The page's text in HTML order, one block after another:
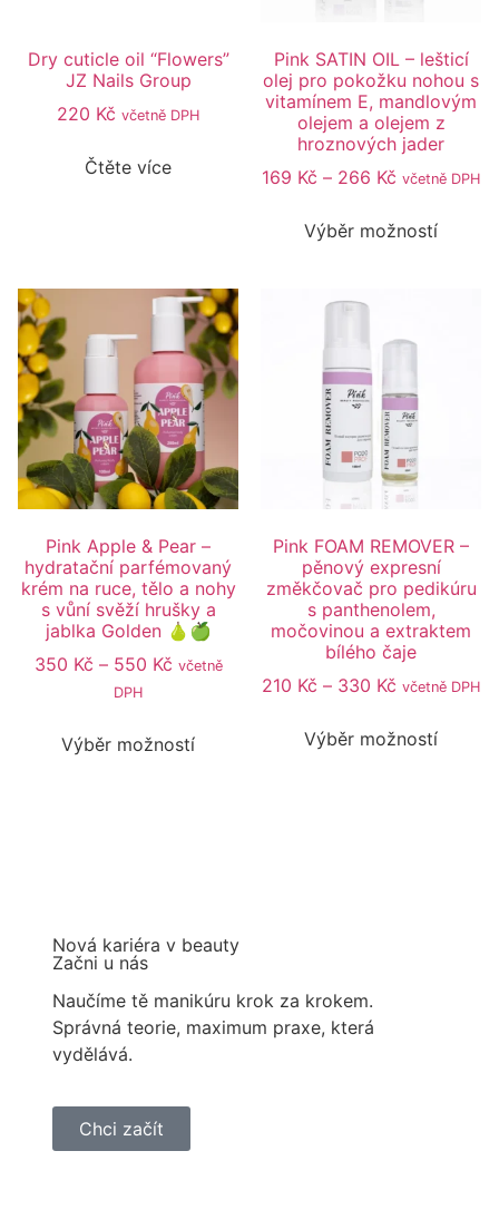
Dry cuticle oil “Flowers”
JZ Nails Group
220 Kč včetně DPH
Čtěte více
Pink SATIN OIL – lešticí
olej pro pokožku nohou s
vitamínem E, mandlovým
olejem a olejem z
hroznových jader
169 Kč – 266 Kč včetně DPH
Výběr možností
Pink Apple & Pear –
hydratační parfémovaný
krém na ruce, tělo a nohy
s vůní svěží hrušky a
jablka Golden 🍐🍏
350 Kč – 550 Kč včetně
DPH
Výběr možností
Pink FOAM REMOVER –
pěnový expresní
změkčovač pro pedikúru
s panthenolem,
močovinou a extraktem
bílého čaje
210 Kč – 330 Kč včetně DPH
Výběr možností
Nová kariéra v beauty
Začni u nás
Naučíme tě manikúru krok za krokem.
Správná teorie, maximum praxe, která
vydělává.
Chci začít